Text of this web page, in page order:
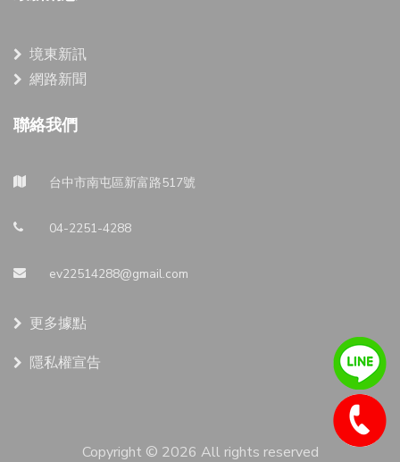
境東新訊
網路新聞
聯絡我們
台中市南屯區新富路517號
04-2251-4288
ev22514288@gmail.com
更多據點
隱私權宣告
Copyright © 2026 All rights reserved